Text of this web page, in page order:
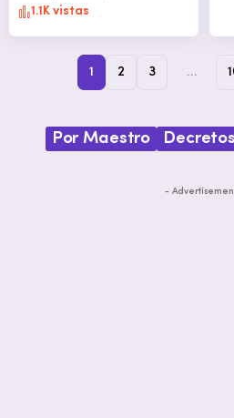
1.1K vistas
1 2 3 …
Por Maestro Decretos
-